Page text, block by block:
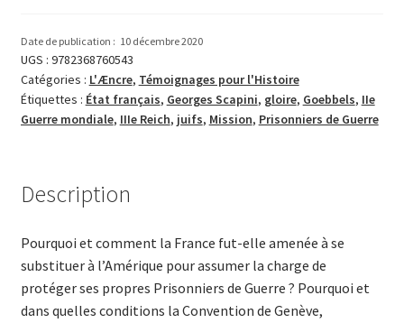
gloire
Date de publication : 10 décembre 2020
UGS : 9782368760543
Catégories : L'Æncre, Témoignages pour l'Histoire
Étiquettes : État fran­­çais, Georges Scapini, gloire, Goebbels, IIe
Guerre mon­diale, IIIe Reich, juifs, Mission, Prisonniers de Guerre
Description
Pourquoi et comment la France fut-elle amenée à se
substituer à l’Amérique pour assumer la charge de
protéger ses propres Prisonniers de Guerre ? Pourquoi et
dans quelles conditions la Convention de Genève,